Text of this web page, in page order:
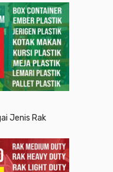
Jenis Rak